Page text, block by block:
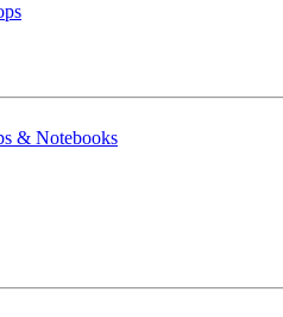
& Notebooks